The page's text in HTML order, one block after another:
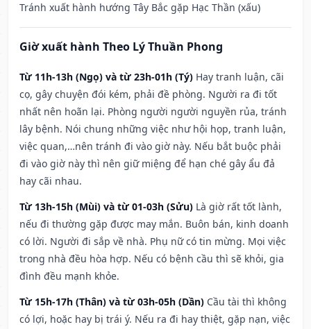
Tránh xuất hành hướng Tây Bắc gặp Hạc Thần (xấu)
Giờ xuất hành Theo Lý Thuần Phong
Từ 11h-13h (Ngọ) và từ 23h-01h (Tý) Hay tranh luận, cãi
cọ, gây chuyện đói kém, phải đề phòng. Người ra đi tốt
nhất nên hoãn lại. Phòng người người nguyền rủa, tránh
lây bệnh. Nói chung những việc như hội họp, tranh luận,
việc quan,…nên tránh đi vào giờ này. Nếu bắt buộc phải
đi vào giờ này thì nên giữ miệng để hạn ché gây ẩu đả
hay cãi nhau.
Từ 13h-15h (Mùi) và từ 01-03h (Sửu) Là giờ rất tốt lành,
nếu đi thường gặp được may mắn. Buôn bán, kinh doanh
có lời. Người đi sắp về nhà. Phụ nữ có tin mừng. Mọi việc
trong nhà đều hòa hợp. Nếu có bệnh cầu thì sẽ khỏi, gia
đình đều mạnh khỏe.
Từ 15h-17h (Thân) và từ 03h-05h (Dần) Cầu tài thì không
có lợi, hoặc hay bị trái ý. Nếu ra đi hay thiệt, gặp nạn, việc